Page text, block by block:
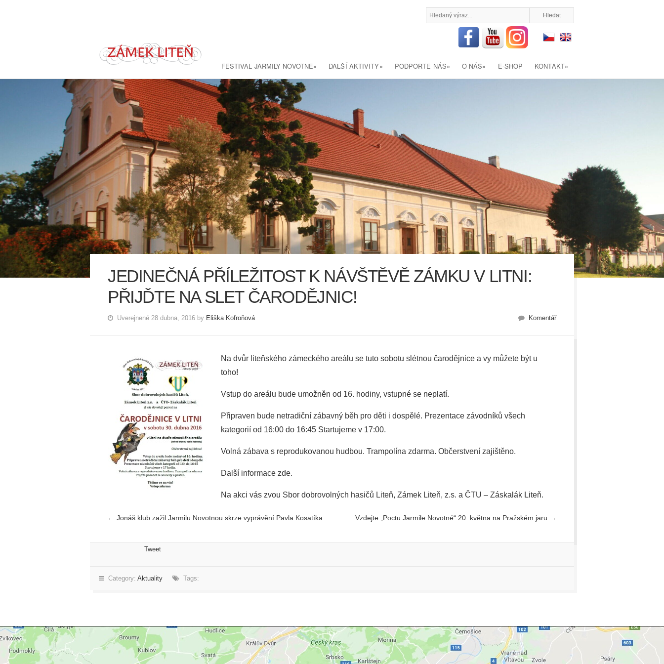
FESTIVAL JARMILY NOVOTNE» DALŠÍ AKTIVITY» PODPOŘTE NÁS» O NÁS» E-SHOP KONTAKT»
JEDINEČNÁ PŘÍLEŽITOST K NÁVŠTĚVĚ ZÁMKU V LITNI:
PŘIJĎTE NA SLET ČARODĚJNIC!
Uverejnené 28 dubna, 2016 by Eliška Kofroňová Komentář
Na dvůr liteňského zámeckého areálu se tuto sobotu slétnou čarodějnice a vy můžete být u
toho!
Vstup do areálu bude umožněn od 16. hodiny, vstupné se neplatí.
Připraven bude netradiční zábavný běh pro děti i dospělé. Prezentace závodníků všech
kategorií od 16:00 do 16:45 Startujeme v 17:00.
Volná zábava s reprodukovanou hudbou. Trampolína zdarma. Občerstvení zajištěno.
Další informace zde.
Na akci vás zvou Sbor dobrovolných hasičů Liteň, Zámek Liteň, z.s. a ČTU – Záskalák Liteň.
← Jonáš klub zažil Jarmilu Novotnou skrze vyprávění Pavla Kosatíka Vzdejte „Poctu Jarmile Novotné“ 20. května na Pražském jaru →
Tweet
Category: Aktuality Tags: